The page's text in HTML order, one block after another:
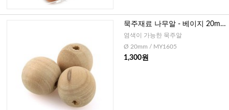
묵주재료 나무알 - 베이지 20mm
(5개)
염색이 가능한 묵주알
Ø 20mm / MY1605
1,300원